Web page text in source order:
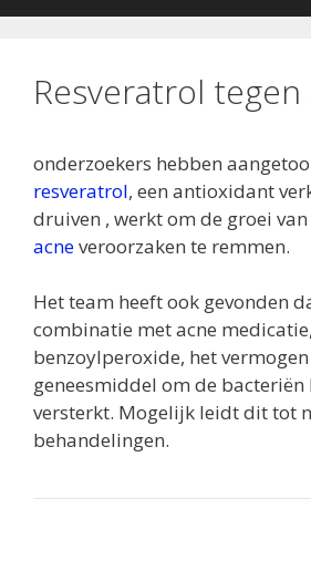
Resveratrol tegen
onderzoekers hebben
resveratrol, een antioxidant
druiven , werkt om de groei
acneveroorzaken te remmen.
Het team heeft ook gevonden
combinatie met acne medicatie,
benzoylperoxide, het
geneesmiddel om de bacteriën
versterkt. Mogelijk leidt dit tot
behandelingen.